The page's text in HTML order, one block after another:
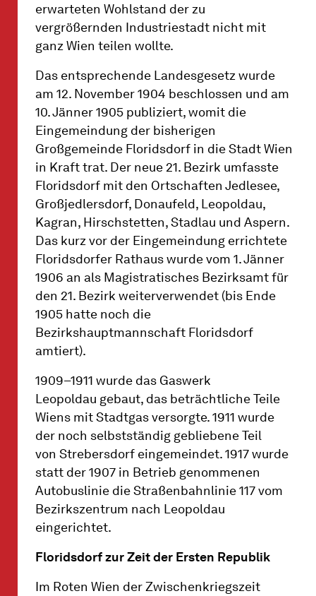
erwarteten Wohlstand der zu
vergrößernden Industriestadt nicht mit
ganz Wien teilen wollte.
Das entsprechende Landesgesetz wurde
am 12. November 1904 beschlossen und am
10. Jänner 1905 publiziert, womit die
Eingemeindung der bisherigen
Großgemeinde Floridsdorf in die Stadt Wien
in Kraft trat. Der neue 21. Bezirk umfasste
Floridsdorf mit den Ortschaften Jedlesee,
Großjedlersdorf, Donaufeld, Leopoldau,
Kagran, Hirschstetten, Stadlau und Aspern.
Das kurz vor der Eingemeindung errichtete
Floridsdorfer Rathaus wurde vom 1. Jänner
1906 an als Magistratisches Bezirksamt für
den 21. Bezirk weiterverwendet (bis Ende
1905 hatte noch die
Bezirkshauptmannschaft Floridsdorf
amtiert).
1909–1911 wurde das Gaswerk
Leopoldau gebaut, das beträchtliche Teile
Wiens mit Stadtgas versorgte. 1911 wurde
der noch selbstständig gebliebene Teil
von Strebersdorf eingemeindet. 1917 wurde
statt der 1907 in Betrieb genommenen
Autobuslinie die Straßenbahnlinie 117 vom
Bezirkszentrum nach Leopoldau
eingerichtet.
Floridsdorf zur Zeit der Ersten Republik
Im Roten Wien der Zwischenkriegszeit